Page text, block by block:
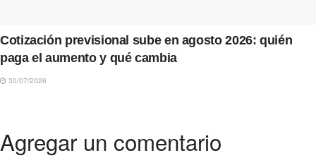
Cotización previsional sube en agosto 2026: quién
paga el aumento y qué cambia
30/07/2026
Agregar un comentario